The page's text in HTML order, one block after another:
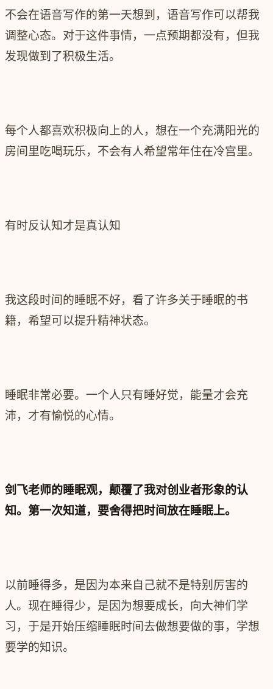
不会在语音写作的第一天想到，语音写作可以帮我
调整心态。对于这件事情，一点预期都没有，但我
发现做到了积极生活。
每个人都喜欢积极向上的人，想在一个充满阳光的
房间里吃喝玩乐，不会有人希望常年住在冷宫里。
有时反认知才是真认知
我这段时间的睡眠不好，看了许多关于睡眠的书
籍，希望可以提升精神状态。
睡眠非常必要。一个人只有睡好觉，能量才会充
沛，才有愉悦的心情。
剑飞老师的睡眠观，颠覆了我对创业者形象的认
知。 第一次知道，要舍得把时间放在睡眠上。
以前睡得多，是因为本来自己就不是特别厉害的
人。现在睡得少，是因为想要成长，向大神们学
习，于是开始压缩睡眠时间去做想要做的事，学想
要学的知识。